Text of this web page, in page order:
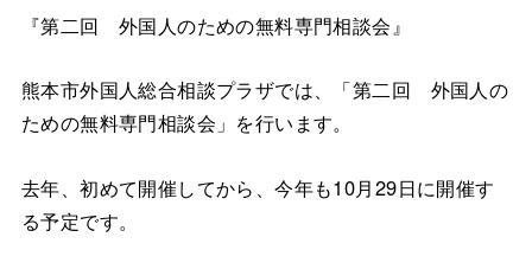
『第二回 外国人のための無料専門相談会』
熊本市外国人総合相談プラザでは、「第二回 外国人の
ための無料専門相談会」を行います。
去年、初めて開催してから、今年も10月29日に開催す
る予定です。